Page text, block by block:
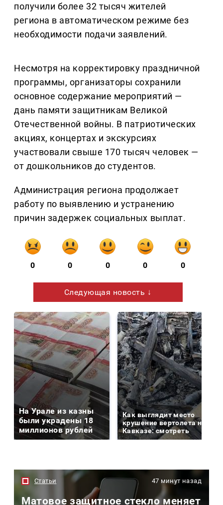
получили более 32 тысяч жителей
региона в автоматическом режиме без
необходимости подачи заявлений.
Несмотря на корректировку праздничной
программы, организаторы сохранили
основное содержание мероприятий —
дань памяти защитникам Великой
Отечественной войны. В патриотических
акциях, концертах и экскурсиях
участвовали свыше 170 тысяч человек —
от дошкольников до студентов.
Администрация региона продолжает
работу по выявлению и устранению
причин задержек социальных выплат.
0 0 0 0 0
Следующая новость ↓
На Урале из казны
были украдены 18
миллионов рублей
Как выглядит место
крушение вертолета на
Кавказе: смотреть
Статьи 47 минут назад
Матовое защитное стекло меняет